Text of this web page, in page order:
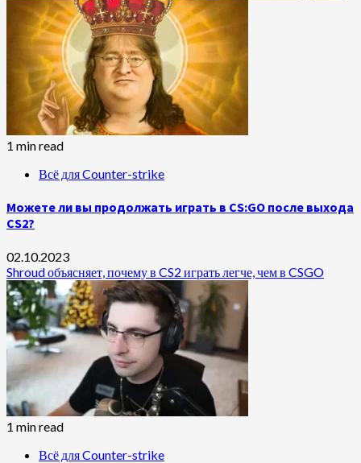
1 min read
Всё для Counter-strike
Можете ли вы продолжать играть в CS:GO после выхода
CS2?
02.10.2023
Shroud объясняет, почему в CS2 играть легче, чем в CSGO
1 min read
Всё для Counter-strike